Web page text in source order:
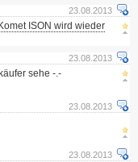
23.08.2013
Komet ISON wird wieder
23.08.2013
sehe -.-
23.08.2013
23.08.2013